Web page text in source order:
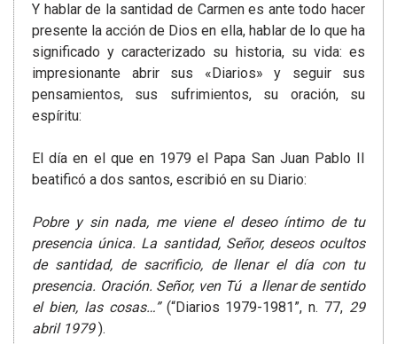
Y hablar de la santidad de Carmen es ante todo hacer
presente la acción de Dios en ella, hablar de lo que ha
significado y caracterizado su historia, su vida: es
impresionante abrir sus «Diarios» y seguir sus
pensamientos, sus sufrimientos, su oración, su
espíritu:
El día en el que en 1979 el Papa San Juan Pablo II
beatificó a dos santos, escribió en su Diario:
Pobre y sin nada, me viene el deseo íntimo de tu
presencia única. La santidad, Señor, deseos ocultos
de santidad, de sacrificio, de llenar el día con tu
presencia. Oración. Señor, ven Tú a llenar de sentido
el bien, las cosas…” (“Diarios 1979-1981”, n. 77, 29
abril 1979).